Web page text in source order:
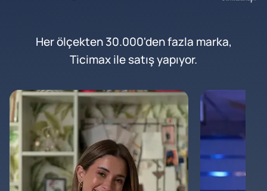
Her ölçekten 30.000'den fazla marka,
Ticimax ile satış yapıyor.